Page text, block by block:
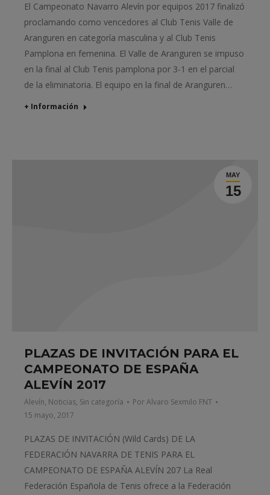
El Campeonato Navarro Alevín por equipos 2017 finalizó
proclamando como vencedores al Club Tenis Valle de
Aranguren en categoría masculina y al Club Tenis
Pamplona en femenina. El Valle de Aranguren se impuso
en la final al Club Tenis pamplona por 3-1 en el parcial
de la eliminatoria. El equipo en la final de Aranguren…
+ Información
MAY
15
PLAZAS DE INVITACIÓN PARA EL
CAMPEONATO DE ESPAÑA
ALEVÍN 2017
Alevín, Noticias, Sin categoría PorAlvaro Sexmilo FNT
15 mayo, 2017
PLAZAS DE INVITACIÓN (Wild Cards) DE LA
FEDERACIÓN NAVARRA DE TENIS PARA EL
CAMPEONATO DE ESPAÑA ALEVÍN 207 La Real
Federación Española de Tenis ofrece a la Federación